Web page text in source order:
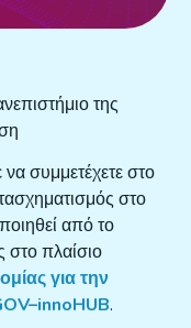
της
συμμετέχετε στο
στο
από το
στο πλαίσιο
για την
–innoHUB.